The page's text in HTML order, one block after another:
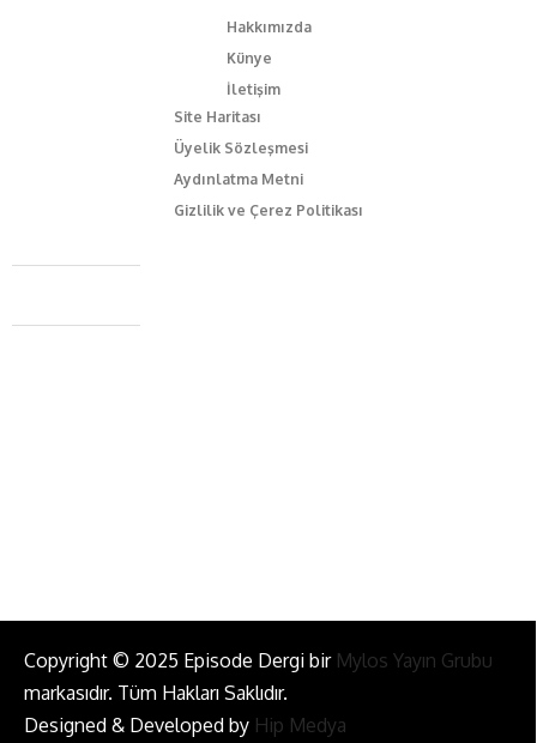
Hakkımızda
Künye
İletişim
Site Haritası
Üyelik Sözleşmesi
Aydınlatma Metni
Gizlilik ve Çerez Politikası
Caferağa Mah. Dr. Şakir Paşa Sok. No3/A Kadıköy İstanbul
+90 543 345 46 00
Copyright © 2025 Episode Dergi bir Mylos Yayın Grubu
markasıdır. Tüm Hakları Saklıdır.
Designed & Developed by Hip Medya